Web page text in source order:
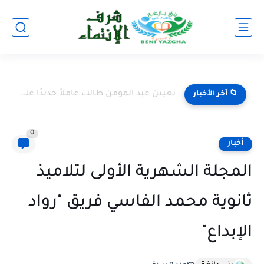
📁 آخر الأخبار تعيين عبد المومن طالب عاملاً جديدًا على إقليم اليوسفية خلفًا...
أخبار
0
المجلة الشهرية الأولى لتلاميذ
ثانوية محمد الفاسي فريق "رواد
الإبداع"